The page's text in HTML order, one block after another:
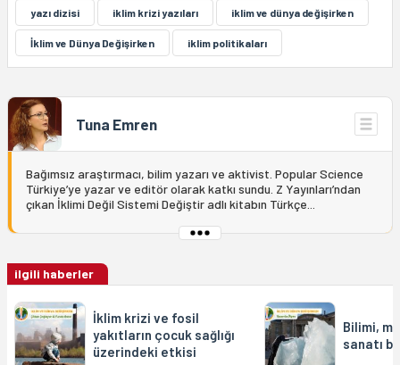
yazı dizisi iklim krizi yazıları iklim ve dünya değişirken
İklim ve Dünya Değişirken iklim politikaları
Tuna Emren
Bağımsız araştırmacı, bilim yazarı ve aktivist. Popular Science
Türkiye’ye yazar ve editör olarak katkı sundu. Z Yayınları’ndan
çıkan İklimi Değil Sistemi Değiştir adlı kitabın Türkçe...
ilgili haberler
İklim krizi ve fosil
yakıtların çocuk sağlığı
üzerindeki etkisi
Bilimi,
sanatı